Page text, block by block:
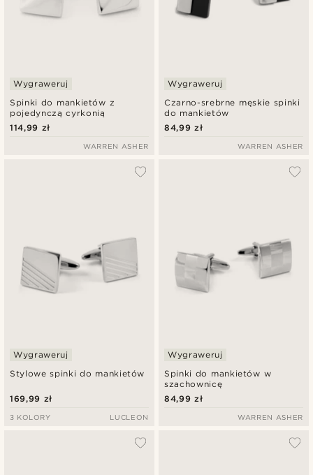
Spinki do mankietów z
pojedynczą cyrkonią
Wygraweruj
114,99 zł
WARREN ASHER
Czarno-srebrne męskie spinki
do mankietów
Wygraweruj
84,99 zł
WARREN ASHER
Stylowe spinki do mankietów
Wygraweruj
169,99 zł
3 KOLORY LUCLEON
Spinki do mankietów w
szachownicę
Wygraweruj
84,99 zł
WARREN ASHER